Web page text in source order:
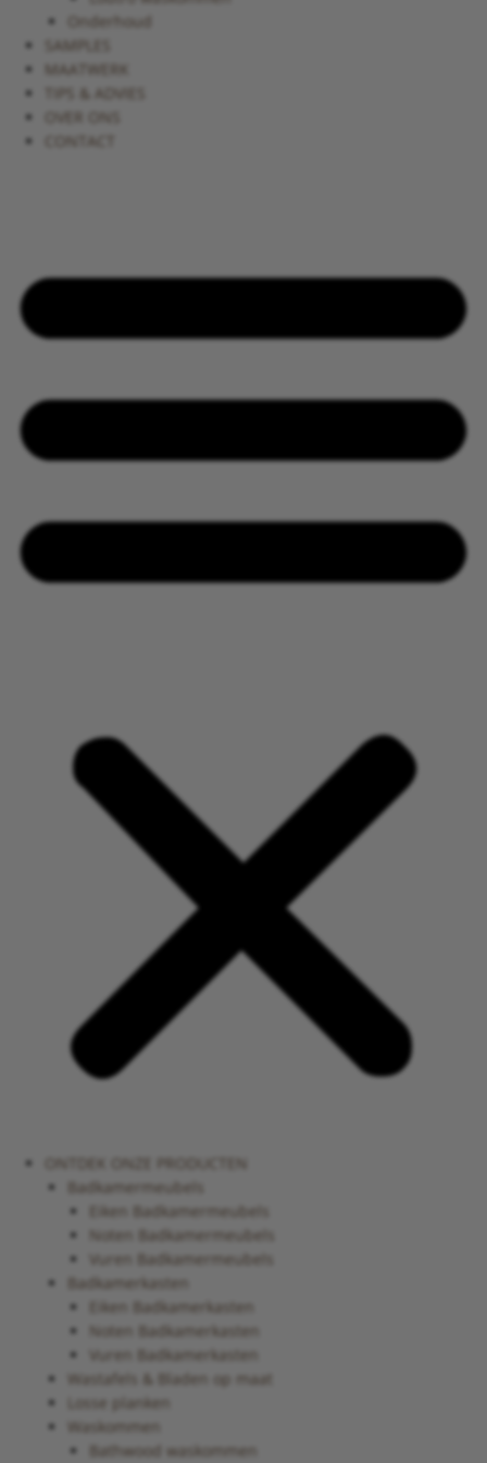
Onderhoud
SAMPLES
MAATWERK
TIPS & ADVIES
OVER ONS
CONTACT
ONTDEK ONZE PRODUCTEN
Badkamermeubels
Eiken Badkamermeubels
Noten Badkamermeubels
Vuren Badkamermeubels
Badkamerkasten
Eiken Badkamerkasten
Noten Badkamerkasten
Vuren Badkamerkasten
Wastafels & Bladen op maat
Losse planken
Waskommen
Bathwood waskommen